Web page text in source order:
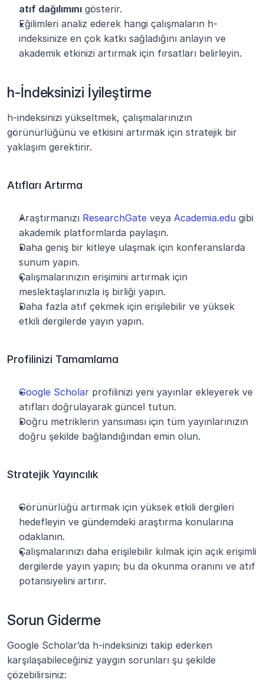
atıf dağılımını gösterir.
Eğilimleri analiz ederek hangi çalışmaların h-
indeksinize en çok katkı sağladığını anlayın ve
akademik etkinizi artırmak için fırsatları belirleyin.
h-İndeksinizi İyileştirme
h-indeksinizi yükseltmek, çalışmalarınızın
görünürlüğünü ve etkisini artırmak için stratejik bir
yaklaşım gerektirir.
Atıfları Artırma
Araştırmanızı ResearchGate veya Academia.edu gibi
akademik platformlarda paylaşın.
Daha geniş bir kitleye ulaşmak için konferanslarda
sunum yapın.
Çalışmalarınızın erişimini artırmak için
meslektaşlarınızla iş birliği yapın.
Daha fazla atıf çekmek için erişilebilir ve yüksek
etkili dergilerde yayın yapın.
Profilinizi Tamamlama
Google Scholar profilinizi yeni yayınlar ekleyerek ve
atıfları doğrulayarak güncel tutun.
Doğru metriklerin yansıması için tüm yayınlarınızın
doğru şekilde bağlandığından emin olun.
Stratejik Yayıncılık
Görünürlüğü artırmak için yüksek etkili dergileri
hedefleyin ve gündemdeki araştırma konularına
odaklanın.
Çalışmalarınızı daha erişilebilir kılmak için açık erişimli
dergilerde yayın yapın; bu da okunma oranını ve atıf
potansiyelini artırır.
Sorun Giderme
Google Scholar’da h-indeksinizi takip ederken
karşılaşabileceğiniz yaygın sorunları şu şekilde
çözebilirsiniz: